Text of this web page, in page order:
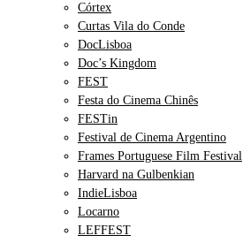
Córtex
Curtas Vila do Conde
DocLisboa
Doc’s Kingdom
FEST
Festa do Cinema Chinês
FESTin
Festival de Cinema Argentino
Frames Portuguese Film Festival
Harvard na Gulbenkian
IndieLisboa
Locarno
LEFFEST